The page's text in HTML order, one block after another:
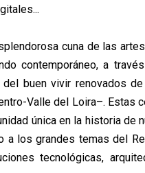
cuna de las
contemporáneo, a
buen vivir renovados
Valle del Loira–. Estas
única en la historia de
los grandes temas del
tecnológicas,